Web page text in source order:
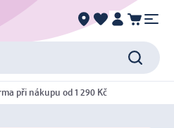
při nákupu od 1 290 Kč